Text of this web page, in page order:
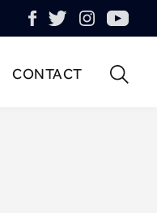
CONTACT